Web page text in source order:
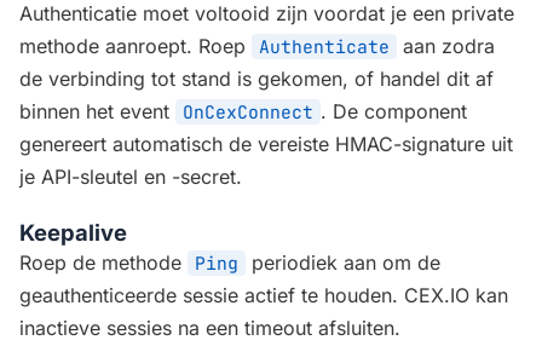
Authenticatie moet voltooid zijn voordat je een private
methode aanroept. Roep
Authenticate
aan zodra
de verbinding tot stand is gekomen, of handel dit af
binnen het event
OnCexConnect . De component
genereert automatisch de vereiste HMAC-signature uit
je API-sleutel en -secret.
Keepalive
Roep de methode Ping
periodiek aan om de
geauthenticeerde sessie actief te houden. CEX.IO kan
inactieve sessies na een timeout afsluiten.